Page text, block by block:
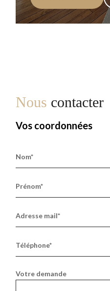
Nous contacter
Vos coordonnées
Nom*
Prénom*
Adresse mail*
Téléphone*
Votre demande